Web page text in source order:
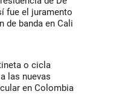
fue el juramento
de banda en Cali
o cicla
las nuevas
en Colombia